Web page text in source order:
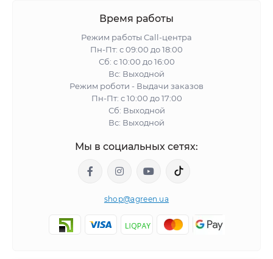
Время работы
Режим работы Call-центра
Пн-Пт: с 09:00 до 18:00
Сб: с 10:00 до 16:00
Вс: Выходной
Режим роботи - Выдачи заказов
Пн-Пт: с 10:00 до 17:00
Сб: Выходной
Вс: Выходной
Мы в социальных сетях:
shop@agreen.ua